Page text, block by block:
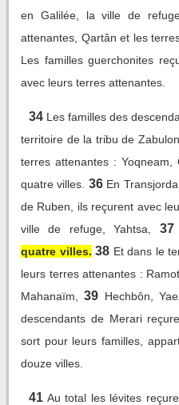
en Galilée, la ville de
attenantes, Qartân et les
Les familles guerchonites
avec leurs terres attenantes.
34 Les familles des
territoire de la tribu de
terres attenantes : Yoqneam,
quatre villes. 36 En
de Ruben, ils reçurent avec
ville de refuge, Yahtsa,
37
quatre villes. 38 Et dans le
leurs terres attenantes :
Mahanaïm,
39 Hechbôn,
descendants de Merari
sort pour leurs familles,
douze villes.
41 Au total les lévites